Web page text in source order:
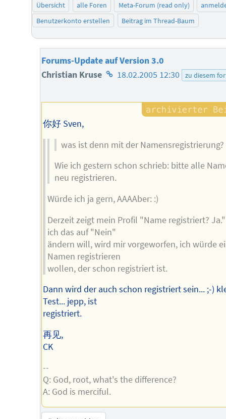
Übersicht alle Foren Meta-Forum (read only)
Benutzerkonto erstellen
Beitrag im Thread-Baum
Forums-Update auf Version 3.0
Christian Kruse Homepage
Autors
18.02.2005 12:30 zu diesem
你好 Sven,
was ist denn mit der Namensregistrierung?
Wie ich gestern schon schrieb: bitte alle
neu registrieren.
Würde ich ja gern, AAAAber: :)
Derzeit zeigt mein Profil "Name registriert?
ich das auf "Nein"
ändern will, wird mir vorgeworfen, ich würde
Namen registrieren
wollen, der schon registriert ist.
Dann wird der auch schon registriert sein... ;-)
Test... jepp, ist
registriert.
再见,
CK
--
Q: God, root, what's the difference?
A: God is merciful.